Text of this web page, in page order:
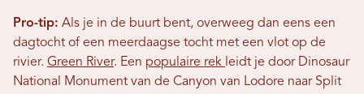
Pro-tip: Als je in de buurt bent, overweeg dan eens een
dagtocht of een meerdaagse tocht met een vlot op de
rivier. Green River. Een populaire rek leidt je door Dinosaur
National Monument van de Canyon van Lodore naar Split